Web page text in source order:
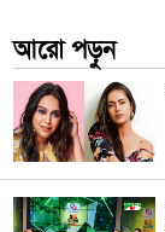
আরো পড়ুন